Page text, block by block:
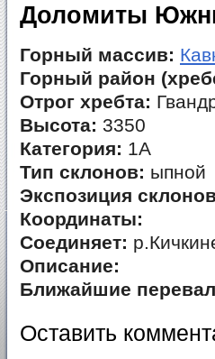
Доломиты
Горный массив:
Горный район
Отрог хребта:
Высота: 3350
Категория: 1А
Тип склонов: ыпной
Экспозиция
Координаты:
Соединяет:
Описание:
Ближайшие
Оставить